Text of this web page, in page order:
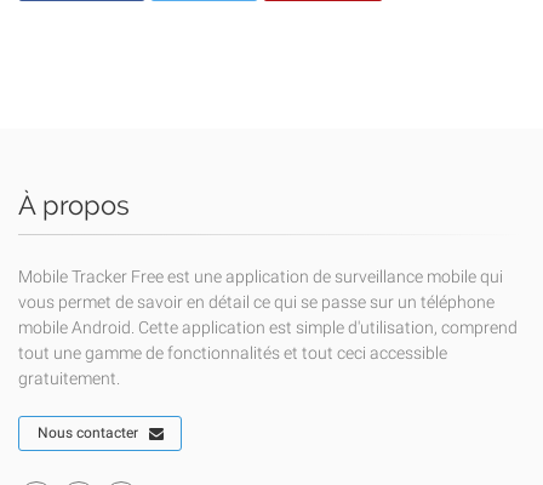
À propos
Mobile Tracker Free est une application de surveillance mobile qui
vous permet de savoir en détail ce qui se passe sur un téléphone
mobile Android. Cette application est simple d'utilisation, comprend
tout une gamme de fonctionnalités et tout ceci accessible
gratuitement.
Nous contacter